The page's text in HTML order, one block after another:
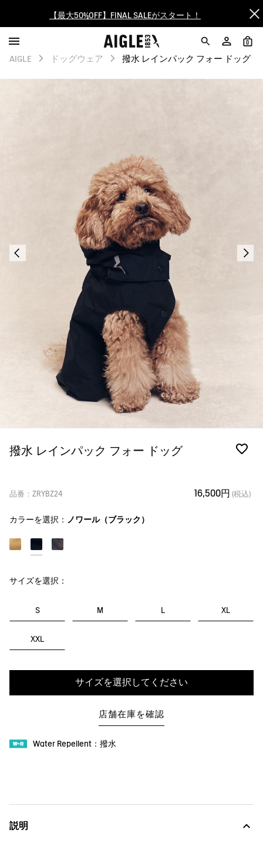
【最大50%OFF】FINAL SALEがスタート！
ログイン/会員登録で送料＆返品無料
AIGLE CLUB ポイントサービス終了のお知らせ
0
AIGLE ドッグウェア 撥水 レインパック フォー ドッグ
撥水 レインパック フォー ドッグ
品番：ZRYBZ24 16,500円 (税込)
カラーを選択： ノワール（ブラック）
サイズを選択：
S M L XL
XXL
サイズを選択してください
店舗在庫を確認
Water Repellent：撥水
説明